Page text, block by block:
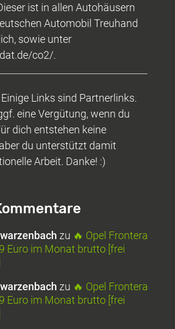
ist in allen Autohäusern
Automobil Treuhand
sowie unter
co2/.
Links sind Partnerlinks.
eine Vergütung, wenn du
dich entstehen keine
du unterstützt damit
Arbeit. Danke! :)
zu 🔥 Opel Frontera
Euro im Monat brutto [frei
zu 🔥 Opel Frontera
Euro im Monat brutto [frei